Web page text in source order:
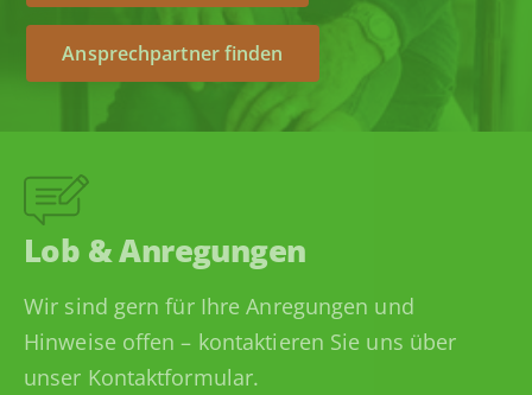
Ansprechpartner finden
Lob & Anregungen
Wir sind gern für Ihre Anregungen und
Hinweise offen – kontaktieren Sie uns über
unser Kontaktformular.